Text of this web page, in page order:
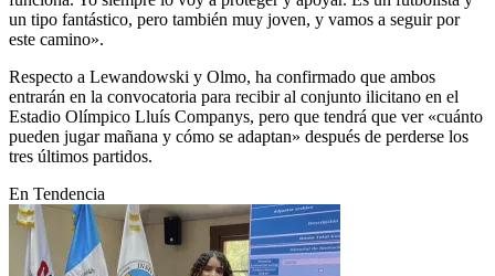
un tipo fantástico, pero también muy joven, y vamos a seguir por
este camino».
Respecto a Lewandowski y Olmo, ha confirmado que ambos
entrarán en la convocatoria para recibir al conjunto ilicitano en el
Estadio Olímpico Lluís Companys, pero que tendrá que ver «cuánto
pueden jugar mañana y cómo se adaptan» después de perderse los
tres últimos partidos.
En Tendencia